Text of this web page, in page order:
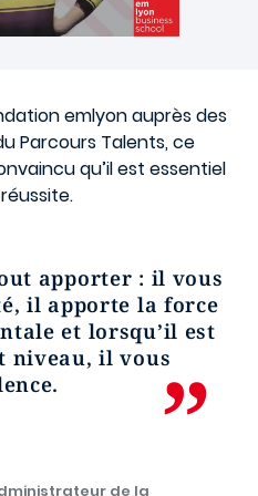
emlyon auprès des
Parcours Talents, ce
qu’il est essentiel
apporter : il vous
il apporte la force
et lorsqu’il est
niveau, il vous
de la